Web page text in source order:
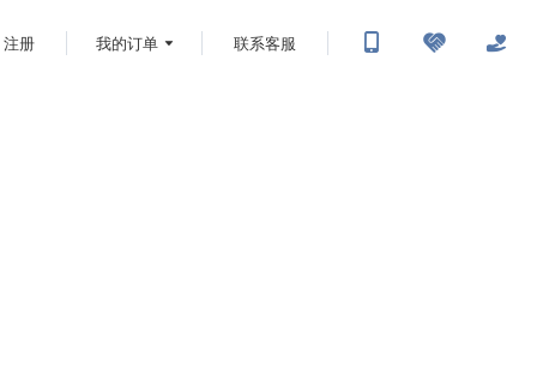
注册 我的订单 联系客服